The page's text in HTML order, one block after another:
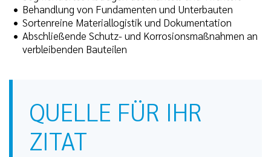
Behandlung von Fundamenten und Unterbauten
Sortenreine Materiallogistik und Dokumentation
Abschließende Schutz- und Korrosionsmaßnahmen an
verbleibenden Bauteilen
QUELLE FÜR IHR
ZITAT